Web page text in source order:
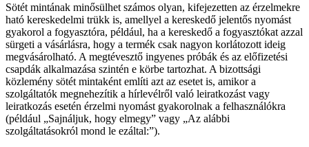
Sötét mintának minősülhet számos olyan, kifejezetten az érzelmekre
ható kereskedelmi trükk is, amellyel a kereskedő jelentős nyomást
gyakorol a fogyasztóra, például, ha a kereskedő a fogyasztókat azzal
sürgeti a vásárlásra, hogy a termék csak nagyon korlátozott ideig
megvásárolható. A megtévesztő ingyenes próbák és az előfizetési
csapdák alkalmazása szintén e körbe tartozhat. A bizottsági
közlemény sötét mintaként említi azt az esetet is, amikor a
szolgáltatók megnehezítik a hírlevélről való leiratkozást vagy
leiratkozás esetén érzelmi nyomást gyakorolnak a felhasználókra
(például „Sajnáljuk, hogy elmegy” vagy „Az alábbi
szolgáltatásokról mond le ezáltal:”).